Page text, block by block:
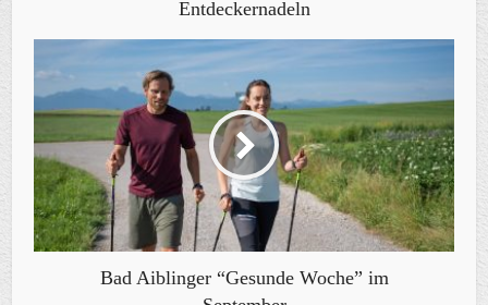
Entdeckernadeln
Bad Aiblinger “Gesunde Woche” im